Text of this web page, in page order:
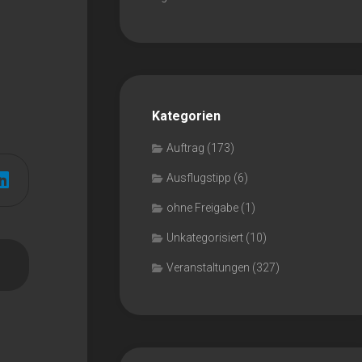
Kategorien
Auftrag (173)
Ausflugstipp (6)
ohne Freigabe (1)
Unkategorisiert (10)
Veranstaltungen (327)